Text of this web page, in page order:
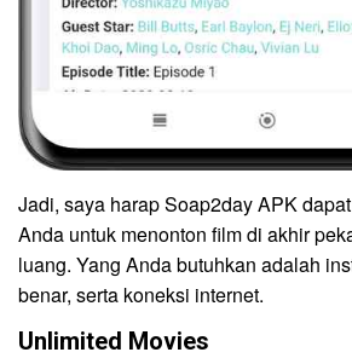
Jadi, saya harap Soap2day APK
Anda untuk menonton film di akhir
luang. Yang Anda butuhkan adalah
benar, serta koneksi internet.
Unlimited Movies